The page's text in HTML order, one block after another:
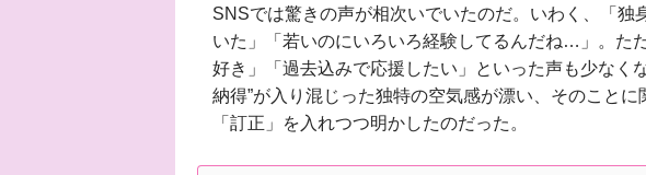
SNSでは驚きの声が相次いでいたのだ。いわく、「独
いた」「若いのにいろいろ経験してるんだね…」。た
好き」「過去込みで応援したい」といった声も少なく
納得”が入り混じった独特の空気感が漂い、そのこと
「訂正」を入れつつ明かしたのだった。